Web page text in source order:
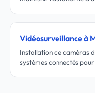
Vidéosurveillance à
Installation de caméras
systèmes connectés